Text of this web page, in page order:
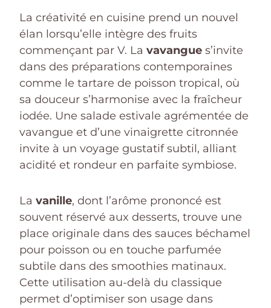
La créativité en cuisine prend un nouvel
élan lorsqu’elle intègre des fruits
commençant par V. La vavangue s’invite
dans des préparations contemporaines
comme le tartare de poisson tropical, où
sa douceur s’harmonise avec la fraîcheur
iodée. Une salade estivale agrémentée de
vavangue et d’une vinaigrette citronnée
invite à un voyage gustatif subtil, alliant
acidité et rondeur en parfaite symbiose.
La vanille, dont l’arôme prononcé est
souvent réservé aux desserts, trouve une
place originale dans des sauces béchamel
pour poisson ou en touche parfumée
subtile dans des smoothies matinaux.
Cette utilisation au-delà du classique
permet d’optimiser son usage dans